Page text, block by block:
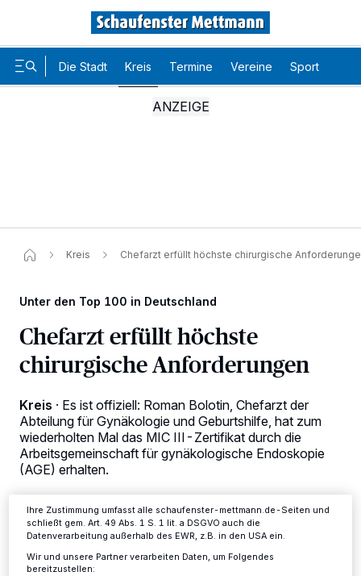
Die Stadt Kreis Termine Vereine Sport
Kreis Chefarzt erfüllt höchste chirurgische
Unter den Top 100 in Deutschland
Chefarzt erfüllt höchste
chirurgische Anforderungen
Kreis · Es ist offiziell: Roman Bolotin, Chefarzt der
Abteilung für Gynäkologie und Geburtshilfe, hat zum
wiederholten Mal das MIC III-Zertifikat durch die
Arbeitsgemeinschaft für gynäkologische Endoskopie
(AGE) erhalten.
26.08.2024 , 13:36 Uhr 2 Minuten Lesezeit
Wir und unsere218 -Partner speichern und greifen auf
personenbezogene Daten wie Browserdaten oder eindeutige
Kennungen auf Ihrem Gerät zu. Durch Auswahl von OK aktivieren Sie
verarbeiten Daten, um Ihnen Dienste bereitzustellen“ aufgeführten
Zwecke. Wenn Tracker deaktiviert sind, sind manche Inhalte und
Anzeigen möglicherweise nicht mehr so relevant für Sie. Sie können
dieses Menü jederzeit wieder aufrufen, um Ihre Einstellungen zu
ändern oder Ihre Einwilligung zu widerrufen, indem Sie auf den Link
Einstellungen oder Ablehnen am unteren Rand der Webseite klicken.
Ihre Einstellungen gelten innerhalb unseres Website. Weitere
Ihre Zustimmung umfasst alle schaufenster-mettmann.de-Seiten und
schließt gem. Art. 49 Abs. 1 S. 1 lit. a DSGVO auch die
Datenverarbeitung außerhalb des EWR, z.B. in den USA ein.
Wir und unsere Partner verarbeiten Daten, um Folgendes
bereitzustellen: